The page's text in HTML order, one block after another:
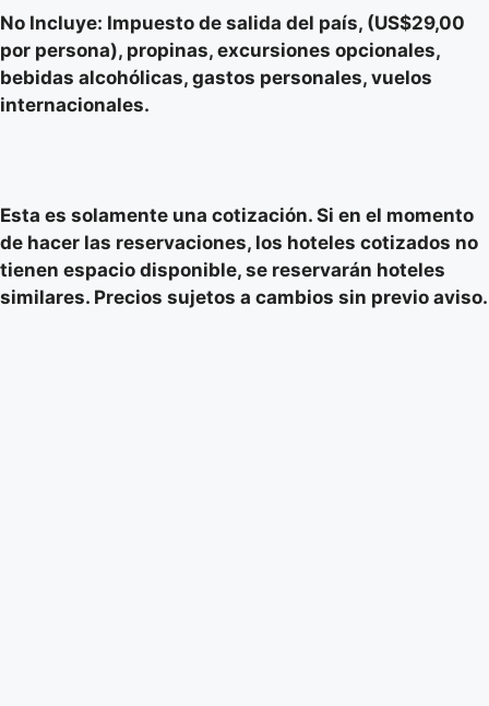
No Incluye: Impuesto de salida del país, (US$29,00
por persona), propinas, excursiones opcionales,
bebidas alcohólicas, gastos personales, vuelos
internacionales.
Esta es solamente una cotización. Si en el momento
de hacer las reservaciones, los hoteles cotizados no
tienen espacio disponible, se reservarán hoteles
similares. Precios sujetos a cambios sin previo aviso.